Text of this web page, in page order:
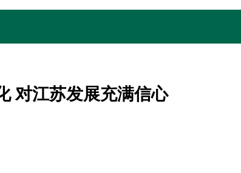
对江苏发展充满信心